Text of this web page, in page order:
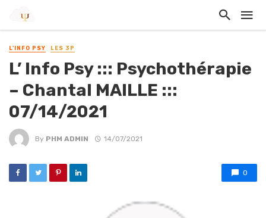
L'INFO PSY LES 3P
L’ Info Psy ::: Psychothérapie
– Chantal MAILLE :::
07/14/2021
By PHM ADMIN 14/07/2021
0